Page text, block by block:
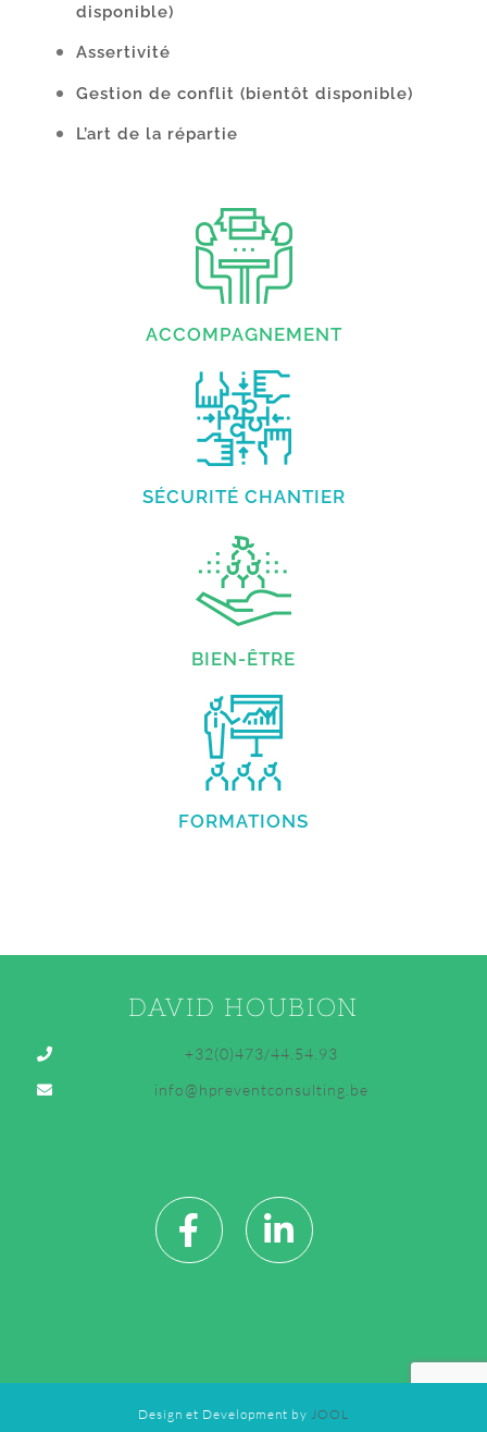
disponible)
Assertivité
Gestion de conflit (bientôt disponible)
L’art de la répartie
ACCOMPAGNEMENT
SÉCURITÉ CHANTIER
BIEN-ÊTRE
FORMATIONS
DAVID HOUBION
+32(0)473/44.54.93
info@hpreventconsulting.be
Design et Development by JOOL